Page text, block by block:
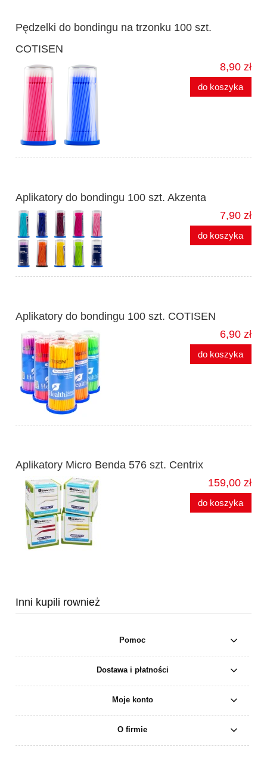
Pędzelki do bondingu na trzonku 100 szt.
COTISEN
8,90 zł
do koszyka
Aplikatory do bondingu 100 szt. Akzenta
7,90 zł
do koszyka
Aplikatory do bondingu 100 szt. COTISEN
6,90 zł
do koszyka
Aplikatory Micro Benda 576 szt. Centrix
159,00 zł
do koszyka
Inni kupili rownież
Pomoc
Dostawa i płatności
Moje konto
O firmie